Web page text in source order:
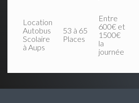
Location
Autobus
Scolaire
à Aups
53 à 65
Places
Entre
600€ et
1500€
la
journée